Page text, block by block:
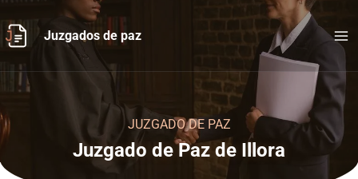
al
contenido
Juzgados de paz
JUZGADO DE PAZ
Juzgado de Paz de Illora